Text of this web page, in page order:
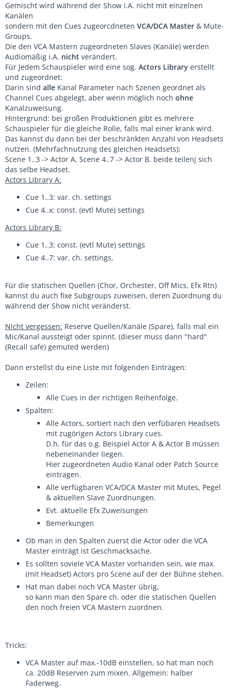
Gemischt wird während der Show i.A. nicht mit einzelnen
Kanälen
sondern mit den Cues zugeorcdneten VCA/DCA Master & Mute-
Groups.
Die den VCA Mastern zugeordneten Slaves (Kanäle) werden
Audiomäßig i.A. nicht verändert.
Für Jedem Schauspieler wird eine sog. Actors Library erstellt
und zugeordnet:
Darin sind alle Kanal Parameter nach Szenen geordnet als
Channel Cues abgelegt, aber wenn möglich noch ohne
Kanalzuweisung.
Hintergrund: bei großen Produktionen gibt es mehrere
Schauspieler für die gleiche Rolle, falls mal einer krank wird.
Das kannst du dann bei der beschränkten Anzahl von Headsets
nutzen. (Mehrfachnutzung des gleichen Headsets):
Scene 1..3 -> Actor A, Scene 4..7 -> Actor B. beide teilenj sich
das selbe Headset.
Actors Library A:
Cue 1..3: var. ch. settings
Cue 4..x: const. (evtl Mute) settings
Actors Library B:
Cue 1..3: const. (evtl Mute) settings
Cue 4..7: var. ch. settings.
Für die statischen Quellen (Chor, Orchester, Off Mics, Efx Rtn)
kannst du auch fixe Subgroups zuweisen, deren Zuordnung du
während der Show nicht veränderst.
Nicht vergessen: Reserve Quellen/Kanäle (Spare), falls mal ein
Mic/Kanal aussteigt oder spinnt. (dieser muss dann "hard"
(Recall safe) gemuted werden)
Dann erstellst du eine Liste mit folgenden Einträgen:
Zeilen:
Alle Cues in der richtigen Reihenfolge.
Spalten:
Alle Actors, sortiert nach den verfübaren Headsets
mit zugörigen Actors Library cues.
D.h. für das o.g. Beispiel Actor A & Actor B müssen
nebeneinander liegen.
Hier zugeordneten Audio Kanal oder Patch Source
eintragen.
Alle verfügbaren VCA/DCA Master mit Mutes, Pegel
& aktuellen Slave Zuordnungen.
Evt. aktuelle Efx Zuweisungen
Bemerkungen
Ob man in den Spalten zuerst die Actor oder die VCA
Master einträgt ist Geschmacksache.
Es sollten soviele VCA Master vorhanden sein, wie max.
(mit Headset) Actors pro Scene auf der der Bühne stehen.
Hat man dabei noch VCA Master übrig,
so kann man den Spare ch. oder die statischen Quellen
den noch freien VCA Mastern zuordnen.
Tricks:
VCA Master auf max.-10dB einstellen, so hat man noch
ca. 20dB Reserven zum mixen. Allgemein: halber
Faderweg.